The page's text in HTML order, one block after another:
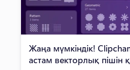
Жаңа мүмкіндік!
астам векторлық пішін